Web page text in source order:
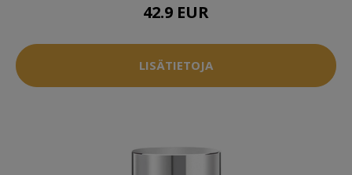
42.9 EUR
LISÄTIETOJA